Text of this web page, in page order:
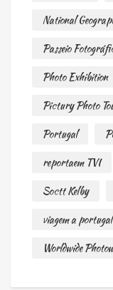
National
Passeio
Photo Exhibition
Pictury Photo
Portugal
reportaem TVI
Soctt Kelby
viagem a portugal
Worldwide